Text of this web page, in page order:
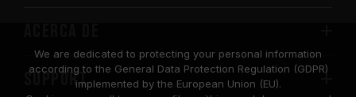
SUPPORT
We are dedicated to protecting your personal information
according to the General Data Protection Regulation (GDPR)
implemented by the European Union (EU).